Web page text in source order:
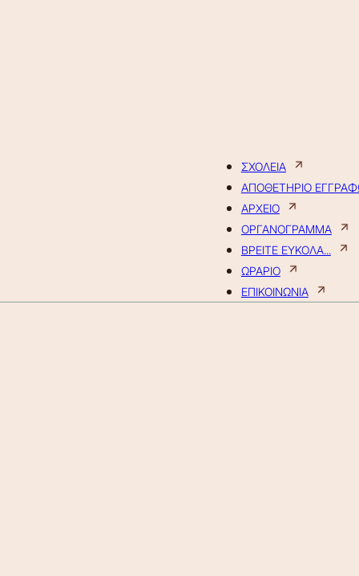
ΣΧΟΛΕΙΑ
ΑΠΟΘΕΤΗΡΙΟ
ΑΡΧΕΙΟ
ΟΡΓΑΝΟΓΡΑΜΜΑ
ΒΡΕΙΤΕ ΕΥΚΟΛΑ...
ΩΡΑΡΙΟ
ΕΠΙΚΟΙΝΩΝΙΑ